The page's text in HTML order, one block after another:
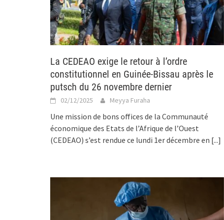
La CEDEAO exige le retour à l’ordre
constitutionnel en Guinée-Bissau après le
putsch du 26 novembre dernier
02/12/2025 Meyya Furaha
Une mission de bons offices de la Communauté
économique des Etats de l’Afrique de l’Ouest
(CEDEAO) s’est rendue ce lundi 1er décembre en [...]